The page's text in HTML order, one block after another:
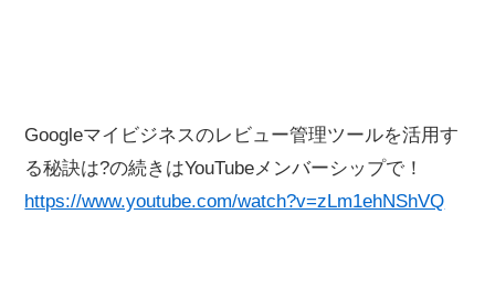
Googleマイビジネスのレビュー管理ツールを活用す
る秘訣は?の続きはYouTubeメンバーシップで！
https://www.youtube.com/watch?v=zLm1ehNShVQ